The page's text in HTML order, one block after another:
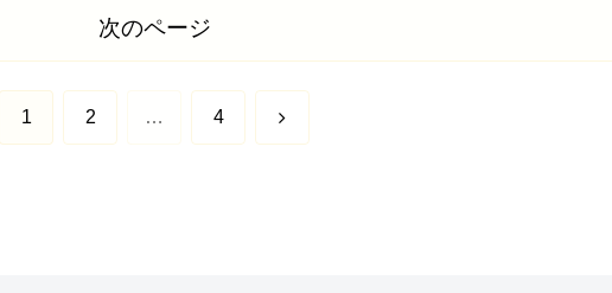
次のページ
1 2 … 4 次